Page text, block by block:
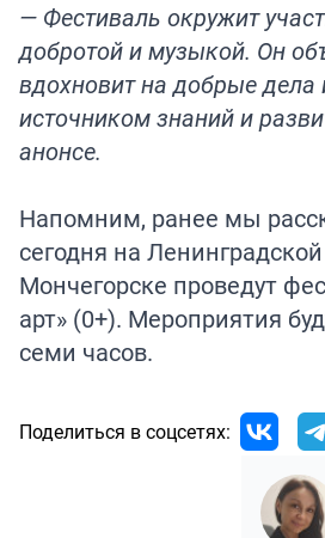
— Фестиваль окружит
добротой и музыкой. Он
вдохновит на добрые дела
источником знаний и
анонсе.
Напомним, ранее мы
сегодня на
Мончегорске проведут
арт» (0+). Мероприятия
семи часов.
Поделиться в соцсетях: